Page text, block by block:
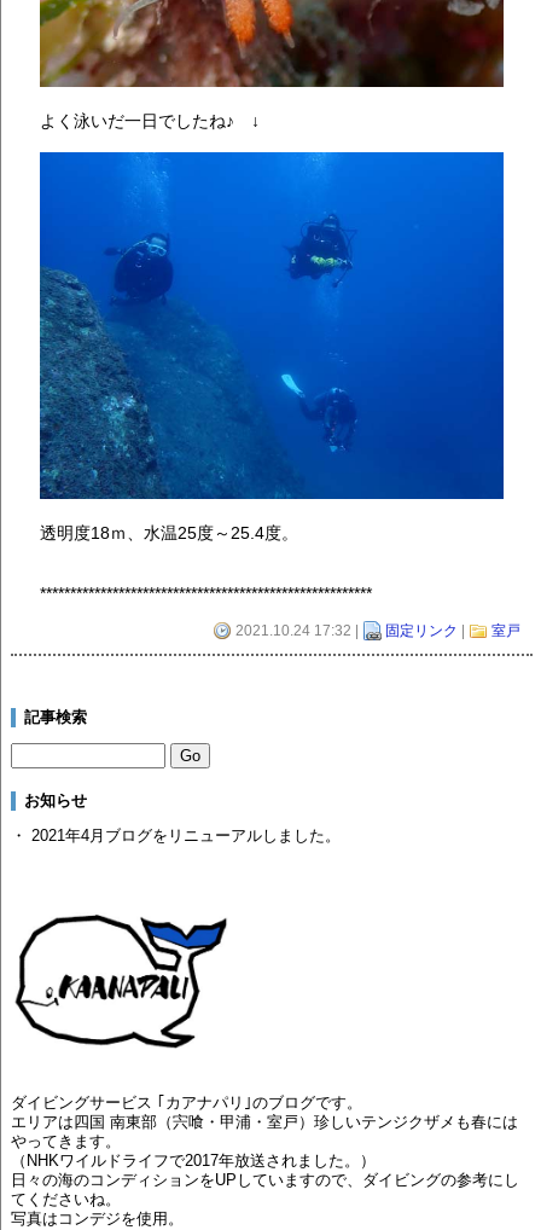
よく泳いだ一日でしたね♪ ↓
透明度18ｍ、水温25度～25.4度。
*******************************************************
2021.10.24 17:32 | 固定リンク | 室戸
記事検索
お知らせ
・ 2021年4月ブログをリニューアルしました。
ダイビングサービス ｢カアナパリ｣のブログです。
エリアは四国 南東部（宍喰・甲浦・室戸）珍しいテンジクザメも春には
やってきます。
（NHKワイルドライフで2017年放送されました。）
日々の海のコンディションをUPしていますので、ダイビングの参考にし
てくださいね。
写真はコンデジを使用。